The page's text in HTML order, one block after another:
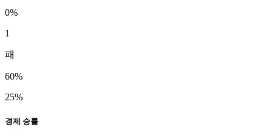
0%
1
패
60%
25%
경제 승률